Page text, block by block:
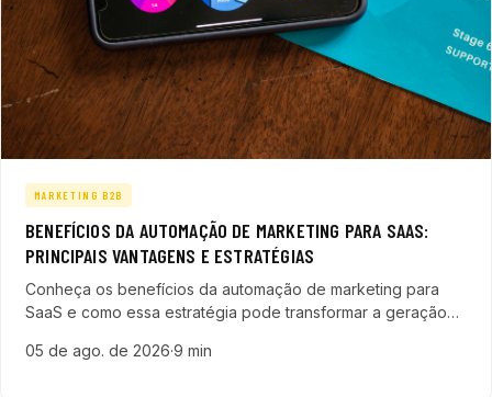
MARKETING B2B
BENEFÍCIOS DA AUTOMAÇÃO DE MARKETING PARA SAAS:
PRINCIPAIS VANTAGENS E ESTRATÉGIAS
Conheça os benefícios da automação de marketing para
SaaS e como essa estratégia pode transformar a geração
05 de ago. de 2026·9 min